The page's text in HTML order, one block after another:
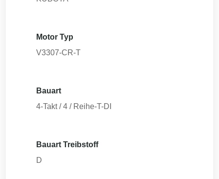
Motor Typ
V3307-CR-T
Bauart
4-Takt / 4 / Reihe-T-DI
Bauart Treibstoff
D